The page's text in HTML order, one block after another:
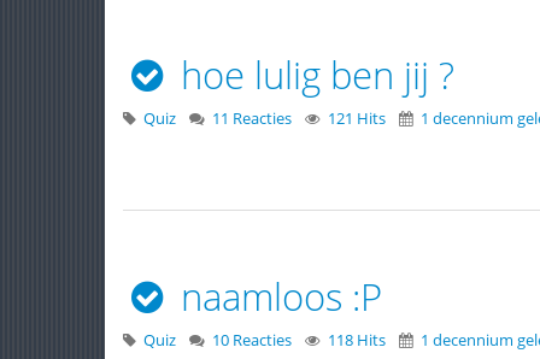
hoe lulig ben jij ?
Quiz 11 Reacties 121 Hits 1 decennium
naamloos :P
Quiz 10 Reacties 118 Hits 1 decennium